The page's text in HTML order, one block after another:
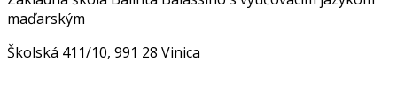
maďarským
Školská 411/10, 991 28 Vinica